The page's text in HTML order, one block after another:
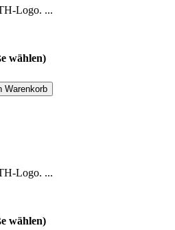
Logo. ...
wählen)
Logo. ...
wählen)